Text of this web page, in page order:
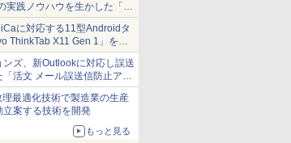
実践ノウハウを生かした「AI
」を展開へ
に対応する11型Androidタ
ThinkTab X11 Gen 1」を発
ンズ、新Outlookに対応し誤送
活文 メール誤送信防止アド
提供
理最適化技術で製造業の生産
案する技術を開発
もっと見る